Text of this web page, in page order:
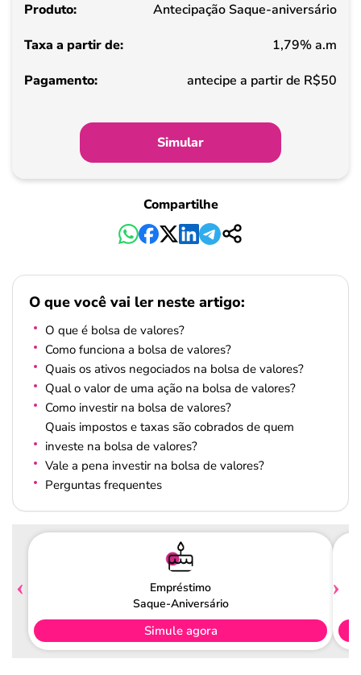
de
Pagamento
Antecipação Saque-aniversário
1,79% a.m
antecipe a partir de R$50
Simular
Compartilhe
O que você vai ler neste artigo:
O que é bolsa de valores?
Como funciona a bolsa de valores?
Quais os ativos negociados na bolsa de valores?
Qual o valor de uma ação na bolsa de valores?
Como investir na bolsa de valores?
Quais impostos e taxas são cobrados de quem
investe na bolsa de valores?
Vale a pena investir na bolsa de valores?
Perguntas frequentes
Empréstimo
Saque-Aniversário
Simule agora